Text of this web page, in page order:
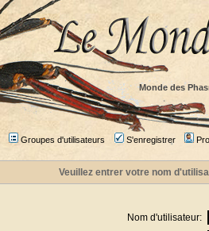
Monde des
Groupes d'utilisateurs S'enregistrer
Veuillez entrer votre nom
Nom d'utilisateur: